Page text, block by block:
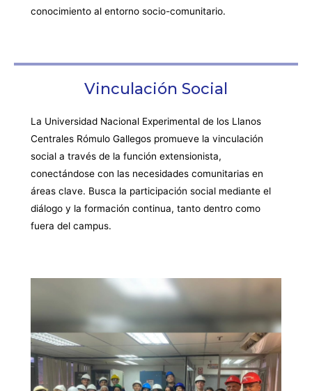
conocimiento al entorno socio-comunitario.
Vinculación Social
La Universidad Nacional Experimental de los Llanos
Centrales Rómulo Gallegos promueve la vinculación
social a través de la función extensionista,
conectándose con las necesidades comunitarias en
áreas clave. Busca la participación social mediante el
diálogo y la formación continua, tanto dentro como
fuera del campus.